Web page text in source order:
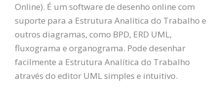
Online). É um software de desenho online com
suporte para a Estrutura Analítica do Trabalho e
outros diagramas, como BPD, ERD UML,
fluxograma e organograma. Pode desenhar
facilmente a Estrutura Analítica do Trabalho
através do editor UML simples e intuitivo.